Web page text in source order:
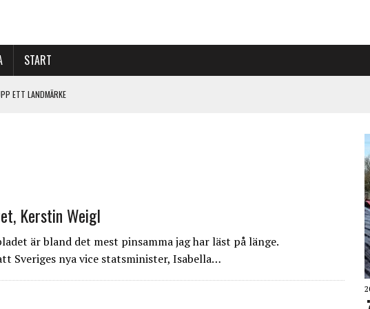
START
ETT LANDMÄRKE
OCH TVÅ TILL HÖGER PÅ RIGGAD S-KONGRESS
Kerstin Weigl
är bland det mest pinsamma jag har läst på länge.
Sveriges nya vice statsminister, Isabella…